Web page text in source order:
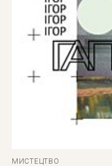
МИСТЕЦТВО